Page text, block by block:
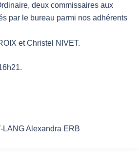
deux commissaires aux
par le bureau parmi nos adhérents
et Christel NIVET.
Alexandra ERB